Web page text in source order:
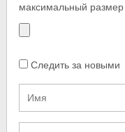
максимальный
Следить за новыми